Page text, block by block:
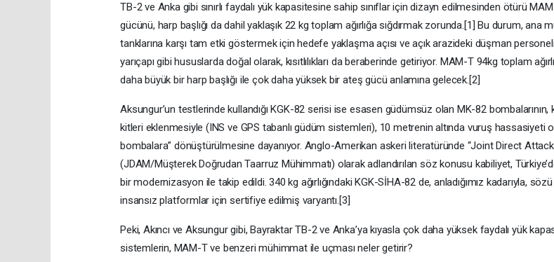
TB-2 ve Anka gibi sınırlı faydalı yük kapasitesine sahip sınıflar için dizayn edilmesinden ötürü
gücünü, harp başlığı da dahil yaklaşık 22 kg toplam ağırlığa sığdırmak zorunda.[1] Bu durum, ana
tanklarına karşı tam etki göstermek için hedefe yaklaşma açısı ve açık arazideki düşman
yarıçapı gibi hususlarda doğal olarak, kısıtlılıkları da beraberinde getiriyor. MAM-T 94kg toplam
daha büyük bir harp başlığı ile çok daha yüksek bir ateş gücü anlamına gelecek.[2]
Aksungur’un testlerinde kullandığı KGK-82 serisi ise esasen güdümsüz olan MK-82 bombalarının,
kitleri eklenmesiyle (INS ve GPS tabanlı güdüm sistemleri), 10 metrenin altında vuruş hassasiyeti
bombalara” dönüştürülmesine dayanıyor. Anglo-Amerikan askeri literatüründe “Joint Direct
(JDAM/Müşterek Doğrudan Taarruz Mühimmatı) olarak adlandırılan söz konusu kabiliyet,
bir modernizasyon ile takip edildi. 340 kg ağırlığındaki KGK-SİHA-82 de, anladığımız kadarıyla,
insansız platformlar için sertifiye edilmiş varyantı.[3]
Peki, Akıncı ve Aksungur gibi, Bayraktar TB-2 ve Anka’ya kıyasla çok daha yüksek faydalı yük
sistemlerin, MAM-T ve benzeri mühimmat ile uçması neler getirir?